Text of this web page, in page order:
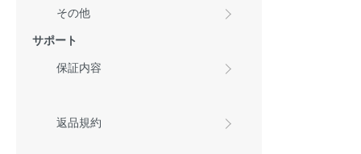
その他
サポート
保証内容
返品規約